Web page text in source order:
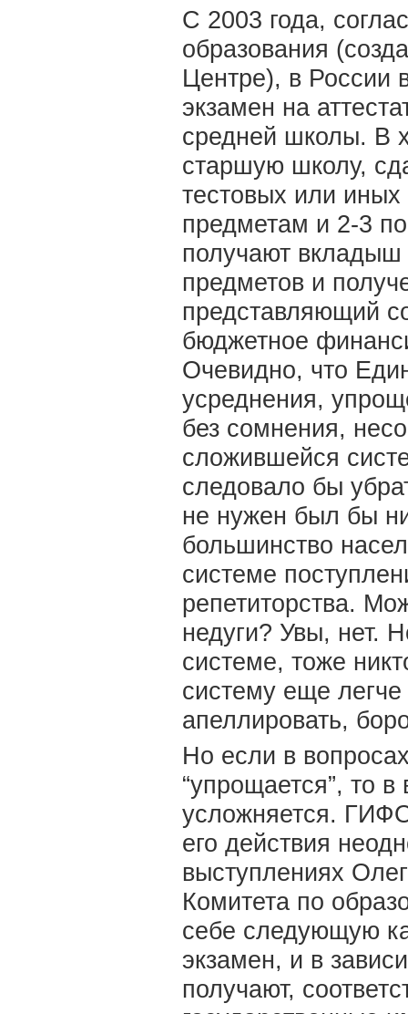
С 2003 года,
образования
Центре), в России
экзамен на
средней школы. В
старшую школу,
тестовых или
предметам и 2-3
получают вкладыш
предметов и
представляющий
бюджетное
Очевидно, что
усреднения,
без сомнения,
сложившейся
следовало бы
не нужен был бы
большинство
системе
репетиторства.
недуги? Увы, нет.
системе, тоже
систему еще легче
апеллировать,
Но если в
“упрощается”, то
усложняется.
его действия
выступлениях
Комитета по
себе следующую
экзамен, и в
получают,